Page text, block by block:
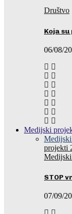
Društvo
Koja
06/08/
Medijski
projekti
STOP
07/09/